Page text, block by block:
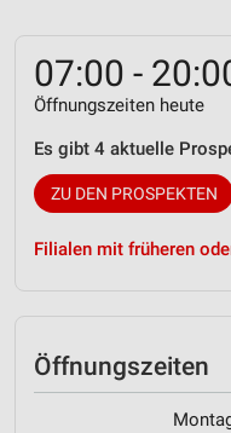
07:00 -
Öffnungszeiten heute
Es gibt 4 aktuelle
ZU DEN PROSPEKTEN
Filialen mit früheren
Öffnungszeiten